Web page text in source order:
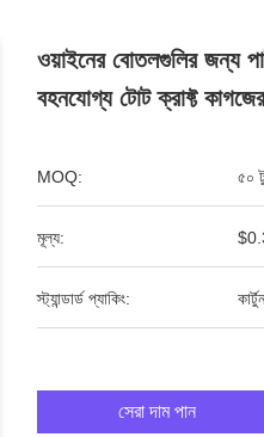
ওয়াইনের বোতলগুলির জন্য
বহনযোগ্য টোট ক্রাফ্ট
MOQ: ৫০
মূল্য:
স্ট্যান্ডার্ড প্যাকিং: কার্টুন
সেরা দাম পান